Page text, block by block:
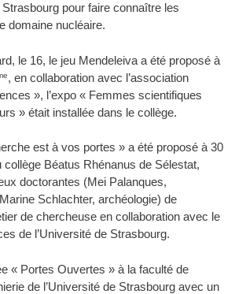
Strasbourg pour faire connaître les
domaine nucléaire.
le 16, le jeu Mendeleiva a été proposé à
, en collaboration avec l’association
», l’expo « Femmes scientifiques
» était installée dans le collège.
est à vos portes » a été proposé à 30
collège Béatus Rhénanus de Sélestat,
doctorantes (Mei Palanques,
Schlachter, archéologie) de
de chercheuse en collaboration avec le
de l’Université de Strasbourg.
« Portes Ouvertes » à la faculté de
de l’Université de Strasbourg avec un